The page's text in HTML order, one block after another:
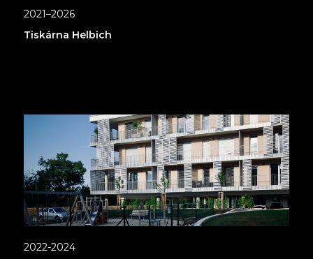
2021–2026
Tiskárna Helbich
2022-2024